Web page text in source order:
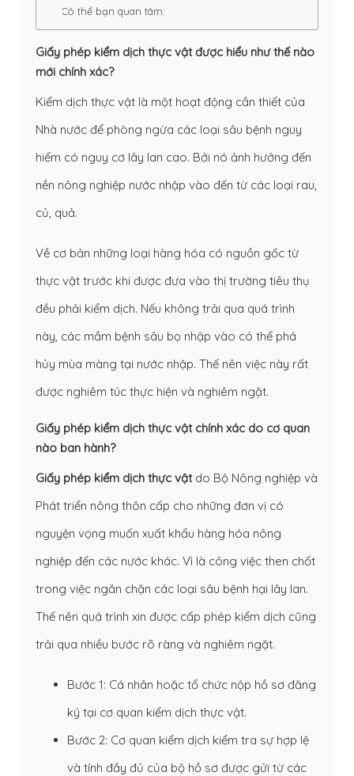
Có thể bạn quan tâm:
Giấy phép kiểm dịch thực vật được hiểu như thế nào
mới chính xác?
Kiểm dịch thực vật là một hoạt động cần thiết của
Nhà nước để phòng ngừa các loại sâu bệnh nguy
hiểm có nguy cơ lây lan cao. Bởi nó ảnh hưởng đến
nền nông nghiệp nước nhập vào đến từ các loại rau,
củ, quả.
Về cơ bản những loại hàng hóa có nguồn gốc từ
thực vật trước khi được đưa vào thị trường tiêu thụ
đều phải kiểm dịch. Nếu không trải qua quá trình
này, các mầm bệnh sâu bọ nhập vào có thể phá
hủy mùa màng tại nước nhập. Thế nên việc này rất
được nghiêm túc thực hiện và nghiêm ngặt.
Giấy phép kiểm dịch thực vật chính xác do cơ quan
nào ban hành?
Giấy phép kiểm dịch thực vật do Bộ Nông nghiệp và
Phát triển nông thôn cấp cho những đơn vị có
nguyện vọng muốn xuất khẩu hàng hóa nông
nghiệp đến các nước khác. Vì là công việc then chốt
trong việc ngăn chặn các loại sâu bệnh hại lây lan.
Thế nên quá trình xin được cấp phép kiểm dịch cũng
trải qua nhiều bước rõ ràng và nghiêm ngặt.
Bước 1: Cá nhân hoặc tổ chức nộp hồ sơ đăng
ký tại cơ quan kiểm dịch thực vật.
Bước 2: Cơ quan kiểm dịch kiểm tra sự hợp lệ
và tính đầy đủ của bộ hồ sơ được gửi từ các